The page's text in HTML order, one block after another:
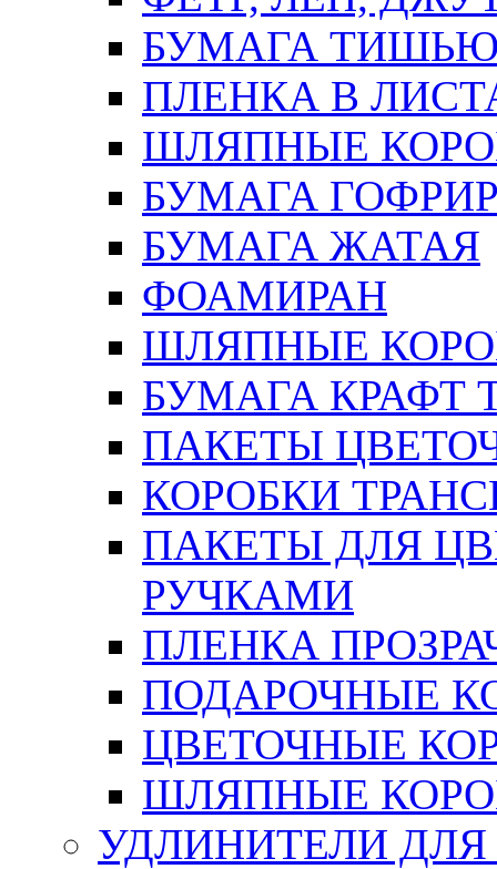
БУМАГА
ПЛЕНКА В
ШЛЯПНЫЕ
БУМАГА
БУМАГА ЖАТАЯ
ФОАМИРАН
ШЛЯПНЫЕ
БУМАГА КРАФТ
ПАКЕТЫ
КОРОБКИ
ПАКЕТЫ ДЛЯ
РУЧКАМИ
ПЛЕНКА
ПОДАРОЧНЫЕ
ЦВЕТОЧНЫЕ
ШЛЯПНЫЕ
УДЛИНИТЕЛИ